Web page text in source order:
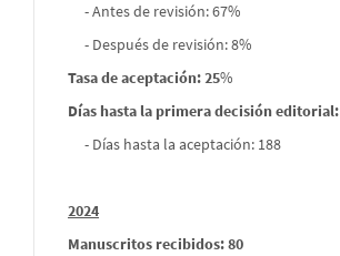
- Antes de revisión: 67%
- Después de revisión: 8%
Tasa de aceptación: 25%
Días hasta la primera decisión editorial:
- Días hasta la aceptación: 188
2024
Manuscritos recibidos: 80